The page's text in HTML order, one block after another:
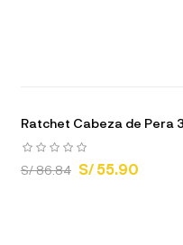
Ratchet Cabeza de Pera
S/ 86.84 S/ 55.90